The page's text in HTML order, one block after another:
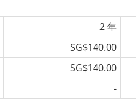
2 年
SG$140.00
SG$140.00
-